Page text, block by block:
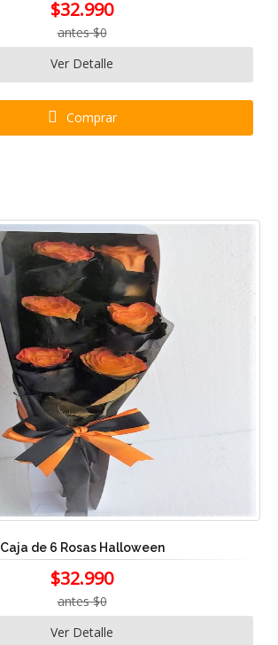
$32.990
antes $0
Ver Detalle
Comprar
Caja de 6 Rosas Halloween
$32.990
antes $0
Ver Detalle